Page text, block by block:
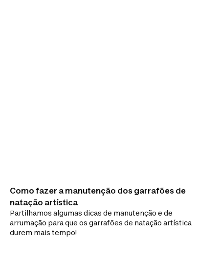
Como fazer a manutenção dos garrafões de
natação artística
Partilhamos algumas dicas de manutenção e de
arrumação para que os garrafões de natação artística
durem mais tempo!